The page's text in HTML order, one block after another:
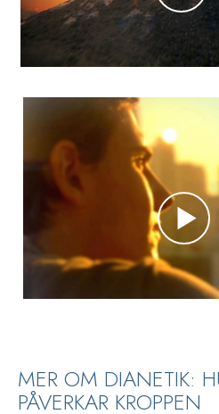
MER OM DIANETIK:
PÅVERKAR KROPPEN